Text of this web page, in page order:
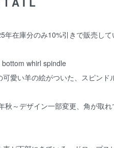
年在庫分のみ10%引きで販売して
bottom whirl spindle
可愛い羊の絵がついた、スピンド
秋～デザイン一部変更、角が取